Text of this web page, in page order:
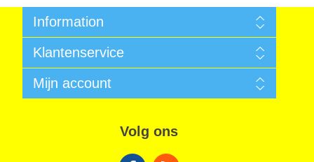
Information
Algemene voorwaarden
Sitemap
Betalen
Garantie
Verzendkosten
Algemene voorwaarden
Klantenservice
Nieuws
Mijn account
Volg ons